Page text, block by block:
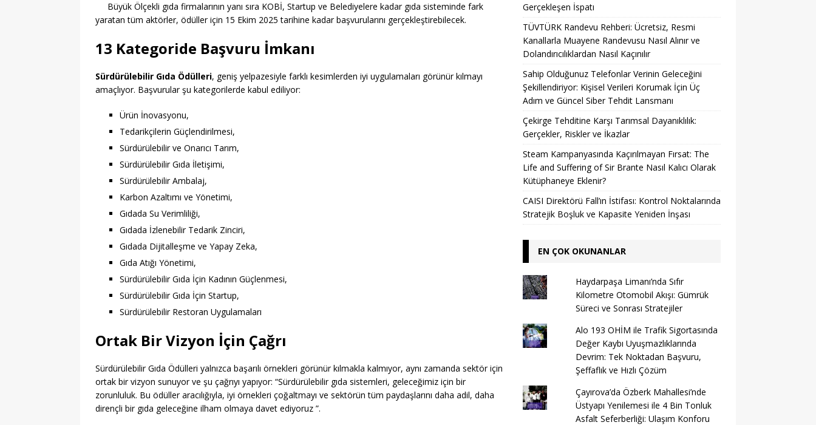
Büyük Ölçekli gıda firmalarının yanı sıra KOBİ, Startup ve Belediyelere kadar gıda sisteminde fark
yaratan tüm aktörler, ödüller için 15 Ekim 2025 tarihine kadar başvurularını gerçekleştirebilecek.
13 Kategoride Başvuru İmkanı
Sürdürülebilir Gıda Ödülleri, geniş yelpazesiyle farklı kesimlerden iyi uygulamaları görünür kılmayı
amaçlıyor. Başvurular şu kategorilerde kabul ediliyor:
Ürün İnovasyonu,
Tedarikçilerin Güçlendirilmesi,
Sürdürülebilir ve Onarıcı Tarım,
Sürdürülebilir Gıda İletişimi,
Sürdürülebilir Ambalaj,
Karbon Azaltımı ve Yönetimi,
Gıdada Su Verimliliği,
Gıdada İzlenebilir Tedarik Zinciri,
Gıdada Dijitalleşme ve Yapay Zeka,
Gıda Atığı Yönetimi,
Sürdürülebilir Gıda İçin Kadının Güçlenmesi,
Sürdürülebilir Gıda İçin Startup,
Sürdürülebilir Restoran Uygulamaları
Ortak Bir Vizyon İçin Çağrı
Sürdürülebilir Gıda Ödülleri yalnızca başarılı örnekleri görünür kılmakla kalmıyor, aynı zamanda sektör için
ortak bir vizyon sunuyor ve şu çağrıyı yapıyor: “Sürdürülebilir gıda sistemleri, geleceğimiz için bir
zorunluluk. Bu ödüller aracılığıyla, iyi örnekleri çoğaltmayı ve sektörün tüm paydaşlarını daha adil, daha
dirençli bir gıda geleceğine ilham olmaya davet ediyoruz ”.
Gerçekleşen İspatı
TÜVTÜRK Randevu Rehberi: Ücretsiz, Resmi
Kanallarla Muayene Randevusu Nasıl Alınır ve
Dolandırıcılıklardan Nasıl Kaçınılır
Sahip Olduğunuz Telefonlar Verinin Geleceğini
Şekillendiriyor: Kişisel Verileri Korumak İçin Üç
Adım ve Güncel Siber Tehdit Lansmanı
Çekirge Tehditine Karşı Tarımsal Dayanıklılık:
Gerçekler, Riskler ve İkazlar
Steam Kampanyasında Kaçırılmayan Fırsat: The
Life and Suffering of Sir Brante Nasıl Kalıcı Olarak
Kütüphaneye Eklenir?
CAISI Direktörü Fall’ın İstifası: Kontrol Noktalarında
Stratejik Boşluk ve Kapasite Yeniden İnşası
EN ÇOK OKUNANLAR
Haydarpaşa Limanı’nda Sıfır
Kilometre Otomobil Akışı: Gümrük
Süreci ve Sonrası Stratejiler
Alo 193 OHİM ile Trafik Sigortasında
Değer Kaybı Uyuşmazlıklarında
Devrim: Tek Noktadan Başvuru,
Şeffaflık ve Hızlı Çözüm
Çayırova’da Özberk Mahallesi’nde
Üstyapı Yenilemesi ile 4 Bin Tonluk
Asfalt Seferberliği: Ulaşım Konforu